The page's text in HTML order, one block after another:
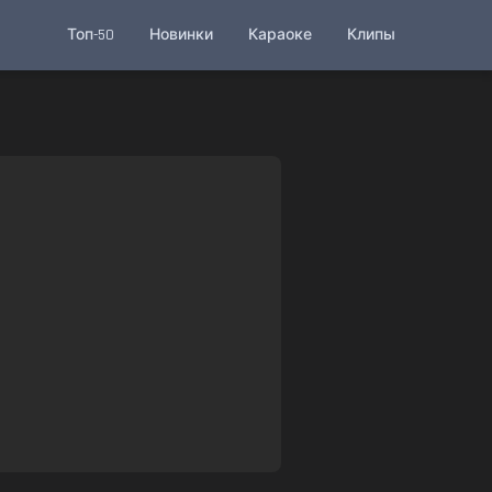
Топ-50 Новинки Караоке Клипы